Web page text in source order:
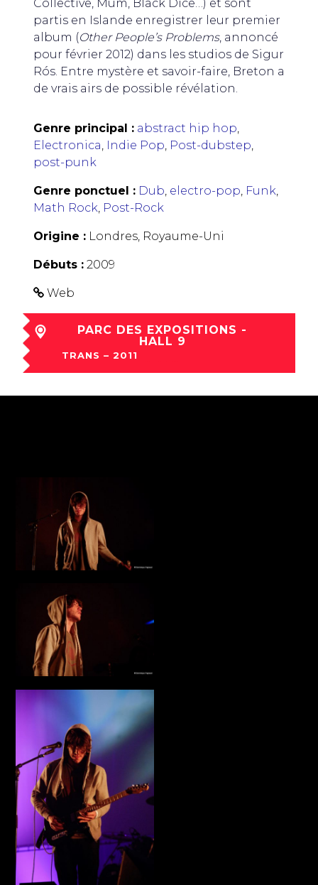
Collective, Múm, Black Dice…) et sont
partis en Islande enregistrer leur premier
album (Other People’s Problems, annoncé
pour février 2012) dans les studios de Sigur
Rós. Entre mystère et savoir-faire, Breton a
de vrais airs de possible révélation.
Genre principal : abstract hip hop,
Electronica, Indie Pop, Post-dubstep,
post-punk
Genre ponctuel : Dub, electro-pop, Funk,
Math Rock, Post-Rock
Origine : Londres, Royaume-Uni
Débuts : 2009
Web
PARC DES EXPOSITIONS -
HALL 9
TRANS – 2011